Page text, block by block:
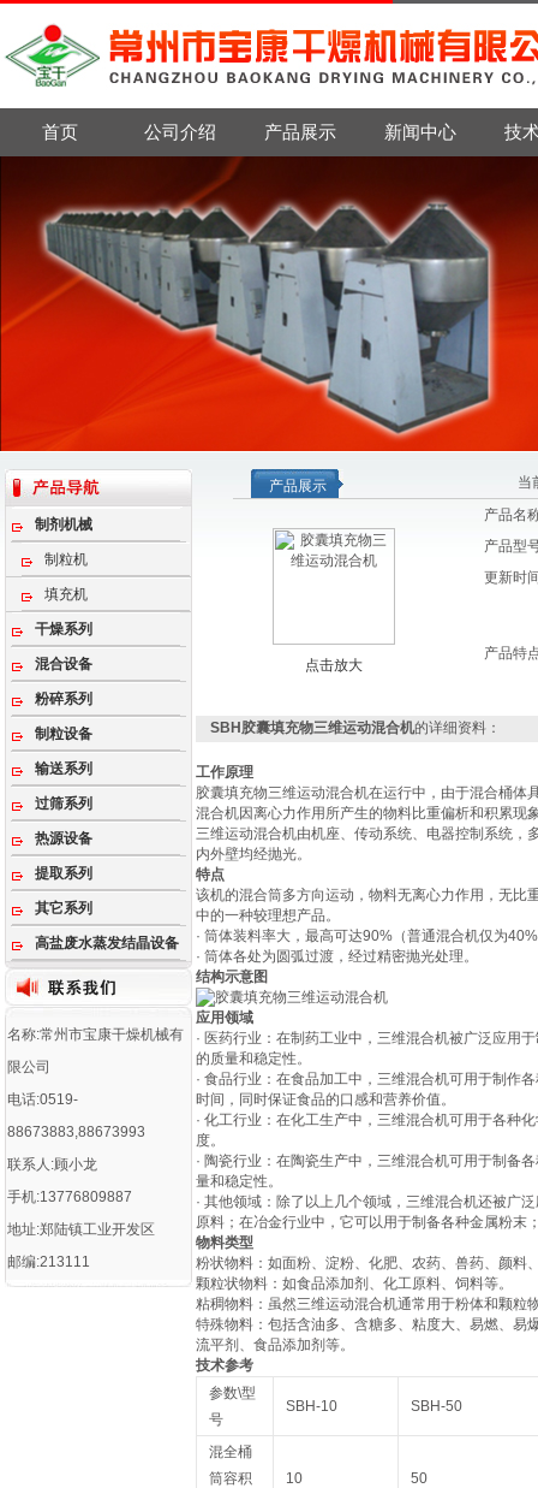
首页 公司介绍 产品展示 新闻中心 技
制剂机械
制粒机
填充机
干燥系列
混合设备
粉碎系列
制粒设备
输送系列
过筛系列
热源设备
提取系列
其它系列
高盐废水蒸发结晶设备
名称:常州市宝康干燥机械有
限公司
电话:0519-
88673883,88673993
联系人:顾小龙
手机:13776809887
地址:郑陆镇工业开发区
邮编:213111
产品展示 当
点击放大
产品名
产品型
更新时
产品特
SBH胶囊填充物三维运动混合机的详细资料：
工作原理
胶囊填充物三维运动混合机在运行中，由于混合桶
混合机因离心力作用所产生的物料比重偏析和积累现
三维运动混合机由机座、传动系统、电器控制系统，
内外壁均经抛光。
特点
该机的混合筒多方向运动，物料无离心力作用，无
中的一种较理想产品。
· 筒体装料率大，最高可达90%（普通混合机仅为
· 筒体各处为圆弧过渡，经过精密抛光处理。
结构示意图
应用领域
· 医药行业：在制药工业中，三维混合机被广泛应用
的质量和稳定性。
· 食品行业：在食品加工中，三维混合机可用于制作
时间，同时保证食品的口感和营养价值。
· 化工行业：在化工生产中，三维混合机可用于各种
度。
· 陶瓷行业：在陶瓷生产中，三维混合机可用于制备
量和稳定性。
· 其他领域：除了以上几个领域，三维混合机还被广
原料；在冶金行业中，它可以用于制备各种金属粉末
物料类型
粉状物料‌：如面粉、淀粉、化肥、农药、兽药、颜料
‌颗粒状物料‌：如食品添加剂、化工原料、饲料等‌。
粘稠物料‌：虽然三维运动混合机通常用于粉体和颗粒
特殊物料‌：包括含油多、含糖多、粘度大、易燃、易
流平剂、食品添加剂等‌。
技术参考
参数\型
号
SBH-10 SBH-50
混全桶
筒容积
10 50